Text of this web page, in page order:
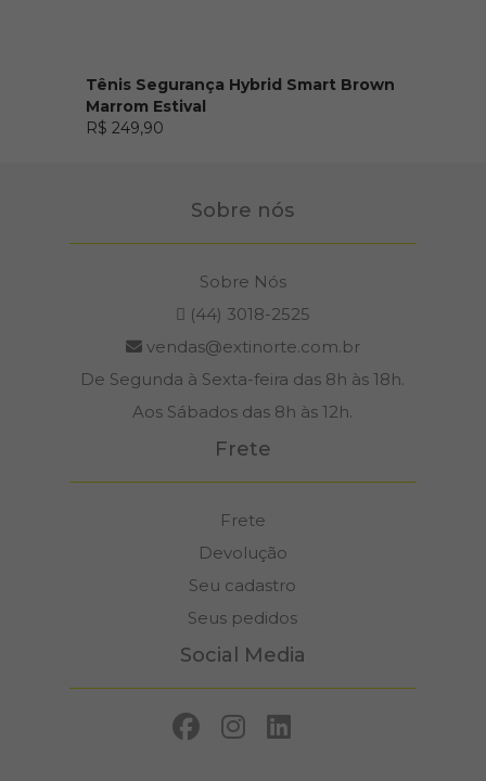
Tênis Segurança Hybrid Smart Brown
Marrom Estival
R$ 249,90
Sobre nós
Sobre Nós
(44) 3018-2525
vendas@extinorte.com.br
De Segunda à Sexta-feira das 8h às 18h.
Aos Sábados das 8h às 12h.
Frete
Frete
Devolução
Seu cadastro
Seus pedidos
Social Media